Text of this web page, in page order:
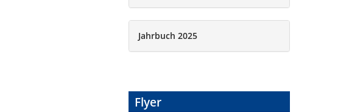
Jahrbuch 2025
Flyer